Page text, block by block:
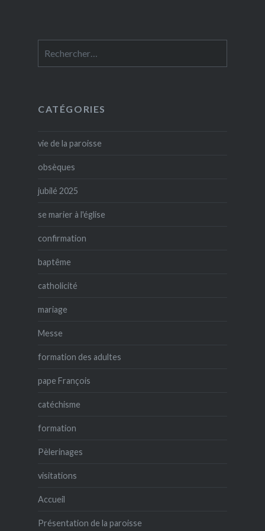
CATÉGORIES
vie de la paroisse
obsèques
jubilé 2025
se marier à l'église
confirmation
baptême
catholicité
mariage
Messe
formation des adultes
pape François
catéchisme
formation
Pèlerinages
visitations
Accueil
Présentation de la paroisse